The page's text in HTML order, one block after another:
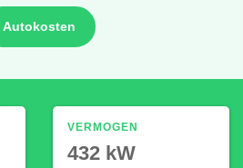
Autokosten
VERMOGEN
432 kW